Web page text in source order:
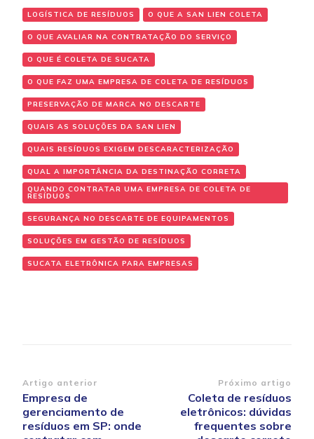
LOGÍSTICA DE RESÍDUOS O QUE A SAN LIEN COLETA
O QUE AVALIAR NA CONTRATAÇÃO DO SERVIÇO
O QUE É COLETA DE SUCATA
O QUE FAZ UMA EMPRESA DE COLETA DE RESÍDUOS
PRESERVAÇÃO DE MARCA NO DESCARTE
QUAIS AS SOLUÇÕES DA SAN LIEN
QUAIS RESÍDUOS EXIGEM DESCARACTERIZAÇÃO
QUAL A IMPORTÂNCIA DA DESTINAÇÃO CORRETA
QUANDO CONTRATAR UMA EMPRESA DE COLETA DE
RESÍDUOS
SEGURANÇA NO DESCARTE DE EQUIPAMENTOS
SOLUÇÕES EM GESTÃO DE RESÍDUOS
SUCATA ELETRÔNICA PARA EMPRESAS
Navegação
de
post
Artigo anterior
Empresa de
gerenciamento de
resíduos em SP: onde
Próximo artigo
Coleta de resíduos
eletrônicos: dúvidas
frequentes sobre